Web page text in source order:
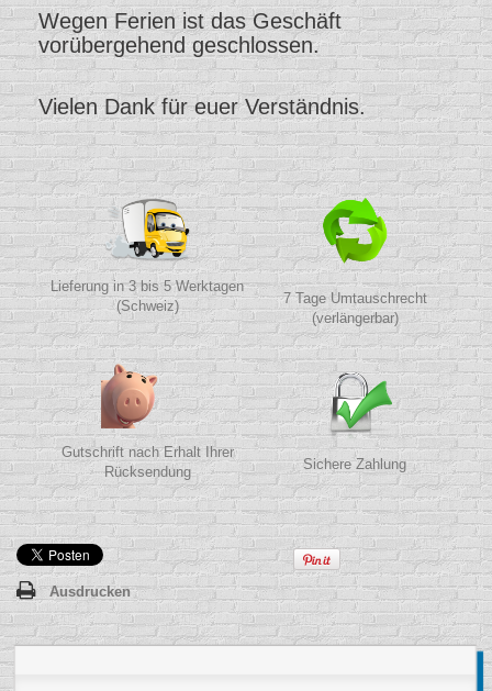
Wegen Ferien ist das Geschäft
vorübergehend geschlossen.
Vielen Dank für euer Verständnis.
Lieferung in 3 bis 5 Werktagen
(Schweiz)
7 Tage Umtauschrecht
(verlängerbar)
Gutschrift nach Erhalt Ihrer
Rücksendung
Sichere Zahlung
Ausdrucken